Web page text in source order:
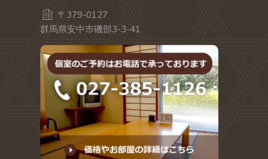
〒379-0127
群馬県安中市磯部3-3-41